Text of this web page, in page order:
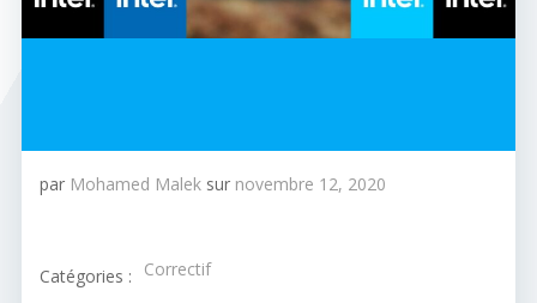
par Mohamed Malek sur novembre 12, 2020
Catégories : Correctif